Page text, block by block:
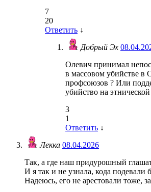
7
20
Ответить ↓
Добрый Эх
Олевич принимал
в массовом убийстве в
профсоюзов ? Или
убийство на
3
1
Ответить ↓
Лекка 08.04.2026
Так, а где наш придурошный
И я так и не узнала, кода подевали
Надеюсь, его не арестовали тоже,